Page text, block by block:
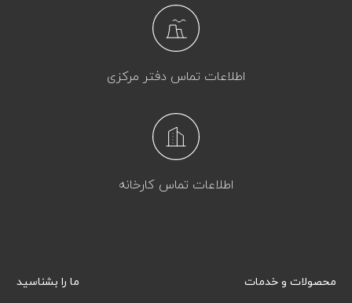
اطلاعات تماس دفتر مرکزی
اطلاعات تماس کارخانه
محصولات و خدمات ما را بشناسید